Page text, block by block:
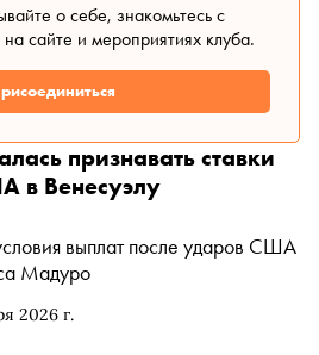
о себе, знакомьтесь с
сайте и мероприятиях клуба.
2026 г.
признавать ставки
в Венесуэлу
выплат после ударов США
Мадуро